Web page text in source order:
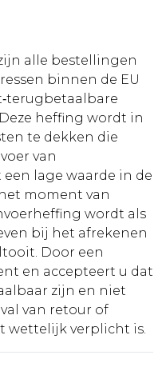
alle bestellingen
binnen de EU
heffing wordt in
te dekken die
van
lage waarde in de
moment van
wordt als
bij het afrekenen
Door een
en accepteert u dat
zijn en niet
van retour of
wettelijk verplicht is.